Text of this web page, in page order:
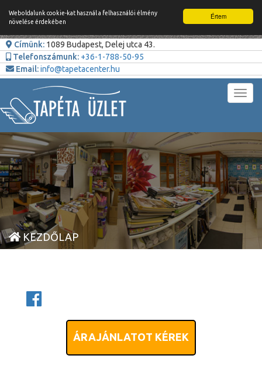
Értem
Weboldalunk cookie-kat használ a felhasználói élmény
növelése érdekében
Címünk: 1089 Budapest, Delej utca 43.
Telefonszámunk: +36-1-788-50-95
Email:info@tapetacenter.hu
KEZDŐLAP
ÁRAJÁNLATOT KÉREK